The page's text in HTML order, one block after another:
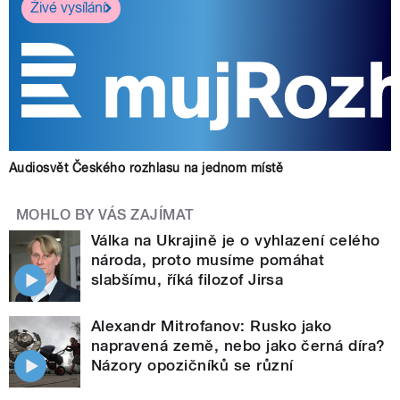
Živé vysílání
Audiosvět Českého rozhlasu na jednom místě
MOHLO BY VÁS ZAJÍMAT
Válka na Ukrajině je o vyhlazení celého
národa, proto musíme pomáhat
slabšímu, říká filozof Jirsa
Alexandr Mitrofanov: Rusko jako
napravená země, nebo jako černá díra?
Názory opozičníků se různí